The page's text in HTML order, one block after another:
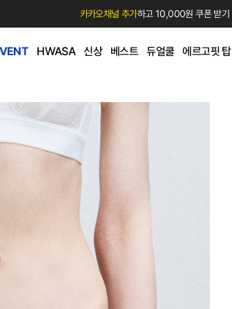
카카오채널 추가하고 10,000원 쿠폰 받기
HWASA 신상 베스트 듀얼쿨 에르고핏 탑